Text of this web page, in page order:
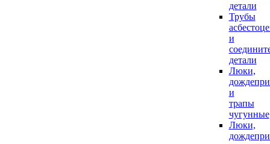
детали
Трубы
и
детали
Люки,
и
трапы
чугунные
Люки,